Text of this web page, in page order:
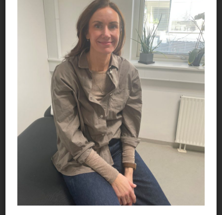
Nej Pneumokok (se 2)
Ja Di-Te-Ki-Pol-Hib
Ja Pneumokok
Ja Di-Te-Ki-Pol-Hib
Ja Pneumokok
15 måneder Nej
2 år Ja
Ja
Ja MFR
Di-Te-Ki-Pol
revaccination